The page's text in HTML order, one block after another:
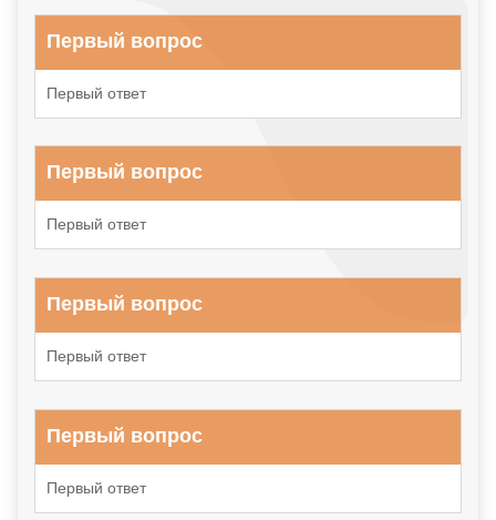
Первый вопрос
Первый ответ
Первый вопрос
Первый ответ
Первый вопрос
Первый ответ
Первый вопрос
Первый ответ